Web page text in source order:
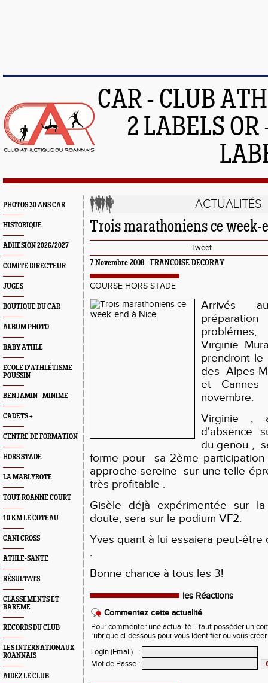
CAR - CLUB
2 LABELS
PHOTOS 30 ANS CAR
HISTORIQUE
ADHESION 2026/2027
COMITE DIRECTEUR
JUGES
BOUTIQUE DU CAR
ALBUM PHOTO
BABY ATHLE
ECOLE D'ATHLÉTISME
POUSSIN
BENJAMIN - MINIME
CADETS +
CENTRE DE FORMATION
HORS STADE
LA MABLYROTE
TOUT ROANNE COURT
10 KM LE COTEAU
CANI CROSS
ATHLE-SANTE
RÉSULTATS
CLASSEMENTS ET
BAREME
RECORDS DU CLUB
LES INTERNATIONAUX
ROANNAIS
AIDEZ LE CLUB
ACTUALITÉS
Trois marathoniens ce week-
Tweet
7 Novembre 2008 - FRANCOISE DECORAY
COURSE HORS STADE
Arrivés
Virginie
prendront le
des Alpes-
et
novembre.
Virginie ,
d'absence
du genou ,
forme pour sa 2ème participation
approche sereine sur une telle
très profitable .
Gisèle déjà expérimentée sur
doute, sera sur le podium VF2.
Yves quant à lui essaiera peut-
.
Bonne chance à tous les 3!
les Réactions
Commentez cette actualité
Pour commenter une actualité il faut posséder un
rubrique ci-dessous pour vous identifier ou vous
Login (Email)
:
Mot de Passe :